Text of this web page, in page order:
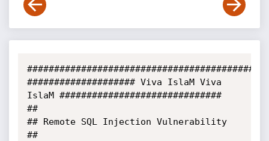
#################### Viva IslaM Viva
IslaM ##############################
##
## Remote SQL Injection Vulnerability
##